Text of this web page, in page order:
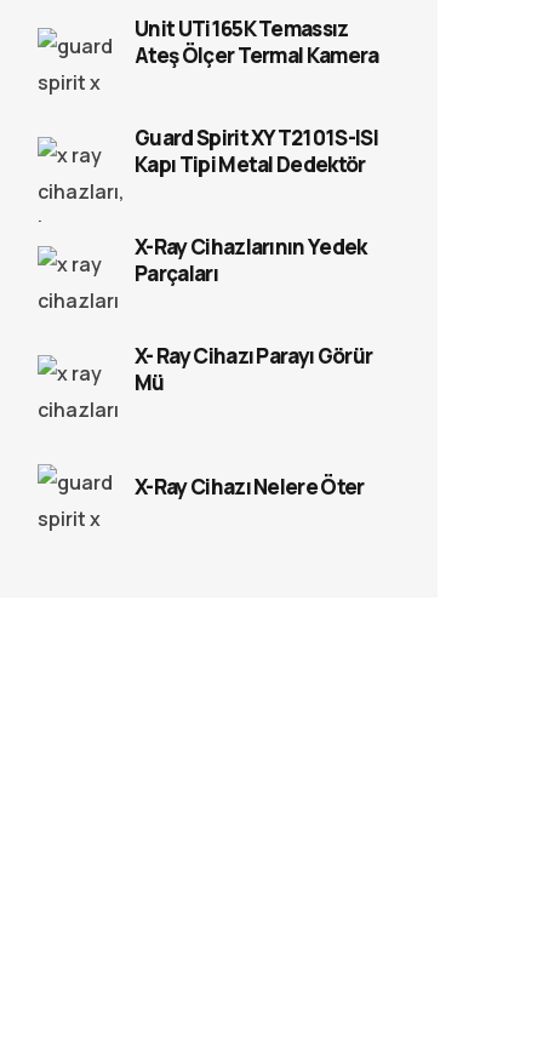
Unit UTi165K Temassız
Ateş Ölçer Termal Kamera
Guard Spirit XYT2101S-ISI
Kapı Tipi Metal Dedektör
X-Ray Cihazlarının Yedek
Parçaları
X- Ray Cihazı Parayı Görür
Mü
X-Ray Cihazı Nelere Öter